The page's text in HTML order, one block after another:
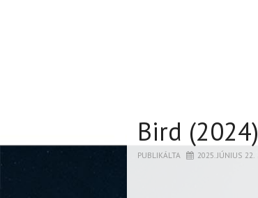
Bird (2024)
PUBLIKÁLTA 2025. JÚNIUS 22.